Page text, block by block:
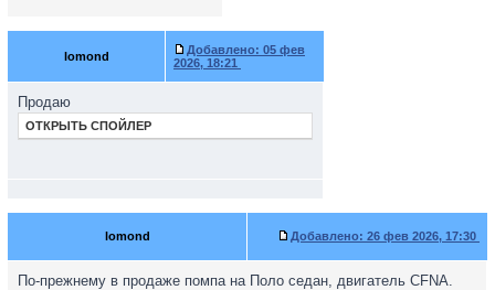
lomond Добавлено: 05 фев
2026, 18:21
Продаю
ОТКРЫТЬ СПОЙЛЕР
lomond Добавлено: 26 фев 2026, 17:30
По-прежнему в продаже помпа на Поло седан, двигатель CFNA.